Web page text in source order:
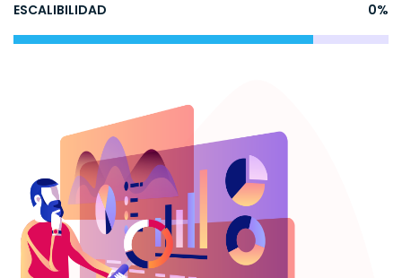
ESCALIBILIDAD 0%